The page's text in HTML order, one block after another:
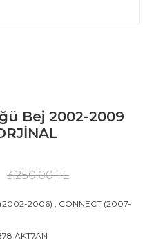
Bej 2002-2009
3.250,00 TL
2006) , CONNECT (2007-
AKT7AN